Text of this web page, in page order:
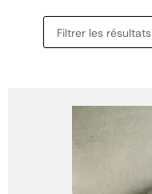
Filtrer les résultats